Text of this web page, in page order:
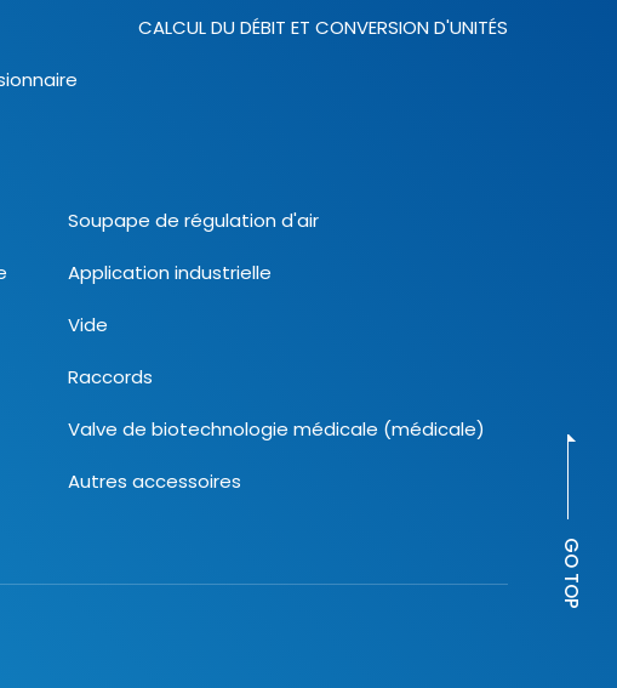
CALCUL DU DÉBIT ET CONVERSION D'UNITÉS
Soupape de régulation d'air
Application industrielle
Vide
Raccords
Valve de biotechnologie médicale (médicale)
Autres accessoires
GO TOP